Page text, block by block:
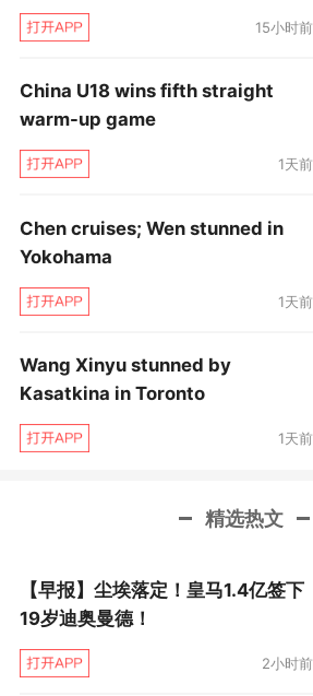
15小时前
China U18 wins fifth straight
warm-up game
1天前
Chen cruises; Wen stunned in
Yokohama
1天前
Wang Xinyu stunned by
Kasatkina in Toronto
1天前
精选热文
【早报】尘埃落定！皇马1.4亿签下
19岁迪奥曼德！
2小时前